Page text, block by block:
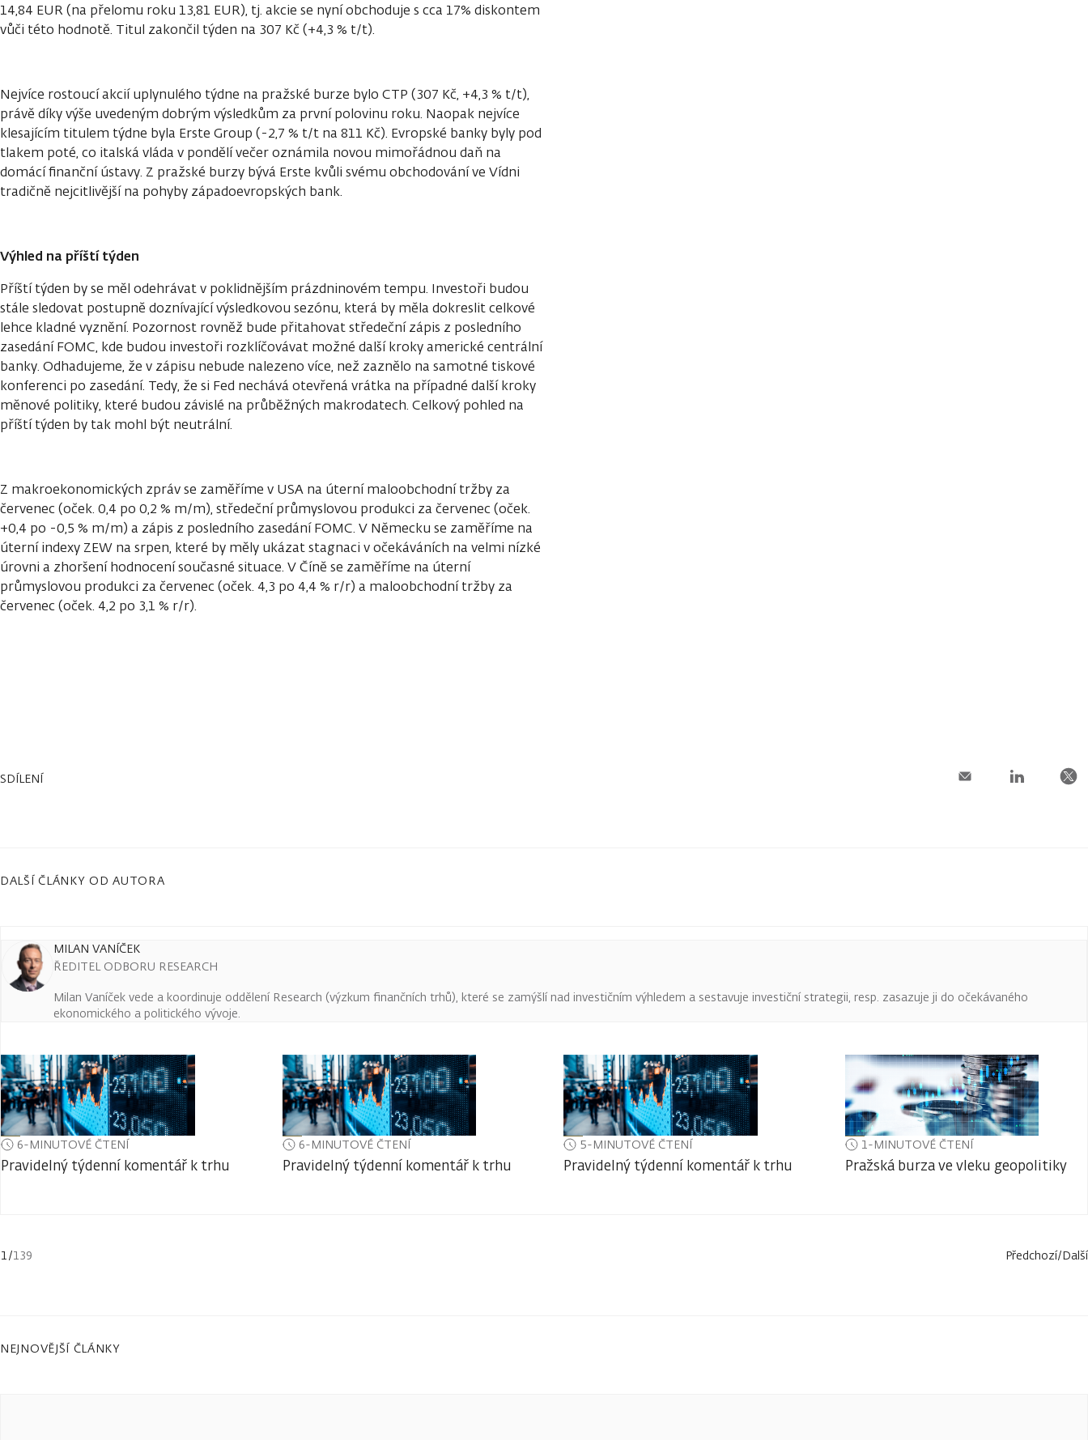
14,84 EUR (na přelomu roku 13,81 EUR), tj. akcie se nyní obchoduje s cca 17% diskontem
vůči této hodnotě. Titul zakončil týden na 307 Kč (+4,3 % t/t).
Nejvíce rostoucí akcií uplynulého týdne na pražské burze bylo CTP (307 Kč, +4,3 % t/t),
právě díky výše uvedeným dobrým výsledkům za první polovinu roku. Naopak nejvíce
klesajícím titulem týdne byla Erste Group (-2,7 % t/t na 811 Kč). Evropské banky byly pod
tlakem poté, co italská vláda v pondělí večer oznámila novou mimořádnou daň na
domácí finanční ústavy. Z pražské burzy bývá Erste kvůli svému obchodování ve Vídni
tradičně nejcitlivější na pohyby západoevropských bank.
Výhled na příští týden
Příští týden by se měl odehrávat v poklidnějším prázdninovém tempu. Investoři budou
stále sledovat postupně doznívající výsledkovou sezónu, která by měla dokreslit celkové
lehce kladné vyznění. Pozornost rovněž bude přitahovat středeční zápis z posledního
zasedání FOMC, kde budou investoři rozklíčovávat možné další kroky americké centrální
banky. Odhadujeme, že v zápisu nebude nalezeno více, než zaznělo na samotné tiskové
konferenci po zasedání. Tedy, že si Fed nechává otevřená vrátka na případné další kroky
měnové politiky, které budou závislé na průběžných makrodatech. Celkový pohled na
příští týden by tak mohl být neutrální.
Z makroekonomických zpráv se zaměříme v USA na úterní maloobchodní tržby za
červenec (oček. 0,4 po 0,2 % m/m), středeční průmyslovou produkci za červenec (oček.
+0,4 po -0,5 % m/m) a zápis z posledního zasedání FOMC. V Německu se zaměříme na
úterní indexy ZEW na srpen, které by měly ukázat stagnaci v očekáváních na velmi nízké
úrovni a zhoršení hodnocení současné situace. V Číně se zaměříme na úterní
průmyslovou produkci za červenec (oček. 4,3 po 4,4 % r/r) a maloobchodní tržby za
červenec (oček. 4,2 po 3,1 % r/r).
SDÍLENÍ
DALŠÍ ČLÁNKY OD AUTORA
MILAN VANÍČEK
ŘEDITEL ODBORU RESEARCH
Milan Vaníček vede a koordinuje oddělení Research (výzkum finančních trhů), které se zamýšlí nad investičním výhledem a sestavuje investiční strategii, resp. zasazuje ji do očekávaného
ekonomického a politického vývoje.
6-MINUTOVÉ ČTENÍ
Pravidelný týdenní komentář k trhu
6-MINUTOVÉ ČTENÍ
Pravidelný týdenní komentář k trhu
5-MINUTOVÉ ČTENÍ
Pravidelný týdenní komentář k trhu
1-MINUTOVÉ ČTENÍ
Pražská burza ve vleku geopolitiky
1 /139 Předchozí/Další
NEJNOVĚJŠÍ ČLÁNKY